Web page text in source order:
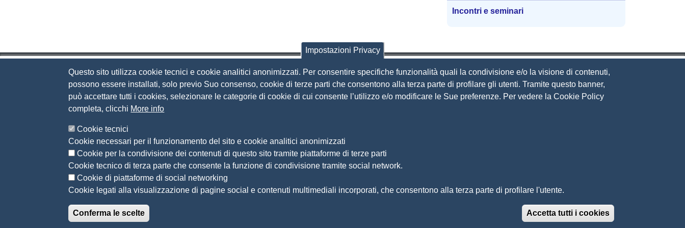
Incontri e seminari
Camera di Commercio di Brescia
Contatti
Via Luigi Einaudi, 23, 25121 Brescia BS
Tel. 030 37251
PECcamera.brescia@bs.legalmail.camcom.it
P.IVA 00859790172
C.F. 80013870177
Contatti
Bandi di concorso
Bandi di gara e contratti
Provvedimenti
Mappa del sito
Menù privacy
Informativa privacy Note legali
Impostazioni Privacy
Questo sito utilizza cookie tecnici e cookie analitici anonimizzati. Per consentire specifiche funzionalità quali la condivisione e/o la visione di contenuti,
possono essere installati, solo previo Suo consenso, cookie di terze parti che consentono alla terza parte di profilare gli utenti. Tramite questo banner,
può accettare tutti i cookies, selezionare le categorie di cookie di cui consente l’utilizzo e/o modificare le Sue preferenze. Per vedere la Cookie Policy
completa, clicchi More info
Cookie tecnici
Cookie necessari per il funzionamento del sito e cookie analitici anonimizzati
Cookie per la condivisione dei contenuti di questo sito tramite piattaforme di terze parti
Cookie tecnico di terza parte che consente la funzione di condivisione tramite social network.
Cookie di piattaforme di social networking
Cookie legati alla visualizzazione di pagine social e contenuti multimediali incorporati, che consentono alla terza parte di profilare l'utente.
Conferma le scelte Accetta tutti i cookies